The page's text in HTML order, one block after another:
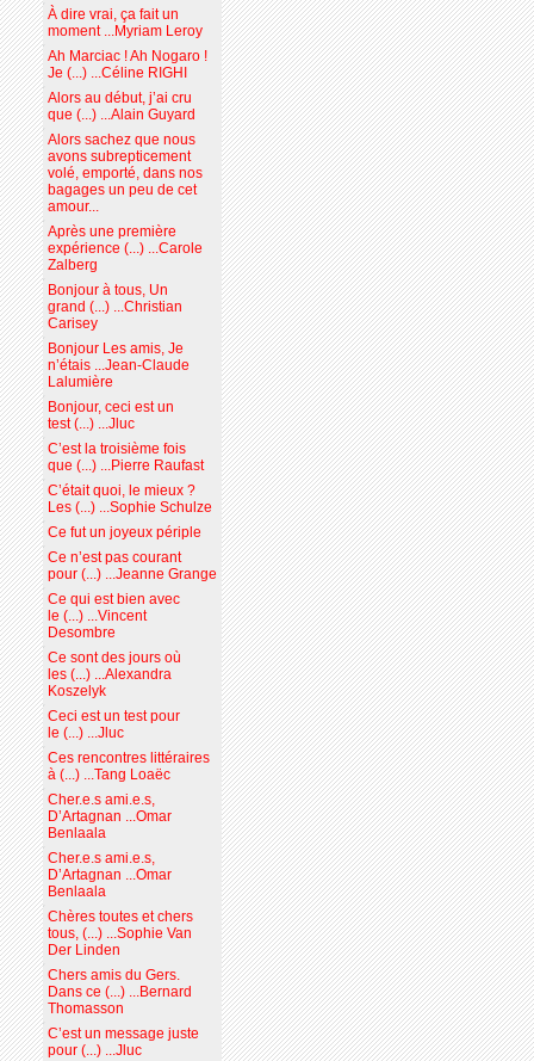
À dire vrai, ça fait un
moment ...Myriam Leroy
Ah Marciac ! Ah Nogaro !
Je (...) ...Céline RIGHI
Alors au début, j’ai cru
que (...) ...Alain Guyard
Alors sachez que nous
avons subrepticement
volé, emporté, dans nos
bagages un peu de cet
amour...
Après une première
expérience (...) ...Carole
Zalberg
Bonjour à tous, Un
grand (...) ...Christian
Carisey
Bonjour Les amis, Je
n’étais ...Jean-Claude
Lalumière
Bonjour, ceci est un
test (...) ...Jluc
C’est la troisième fois
que (...) ...Pierre Raufast
C’était quoi, le mieux ?
Les (...) ...Sophie Schulze
Ce fut un joyeux périple
Ce n’est pas courant
pour (...) ...Jeanne Grange
Ce qui est bien avec
le (...) ...Vincent
Desombre
Ce sont des jours où
les (...) ...Alexandra
Koszelyk
Ceci est un test pour
le (...) ...Jluc
Ces rencontres littéraires
à (...) ...Tang Loaëc
Cher.e.s ami.e.s,
D’Artagnan ...Omar
Benlaala
Cher.e.s ami.e.s,
D’Artagnan ...Omar
Benlaala
Chères toutes et chers
tous, (...) ...Sophie Van
Der Linden
Chers amis du Gers.
Dans ce (...) ...Bernard
Thomasson
C’est un message juste
pour (...) ...Jluc